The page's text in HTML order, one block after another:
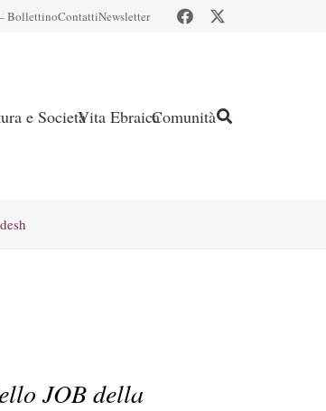
BollettinoContattiNewsletter
e SocietàVita EbraicaComunità
JOB della